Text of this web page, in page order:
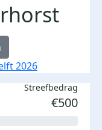
2026
Streefbedrag
€500